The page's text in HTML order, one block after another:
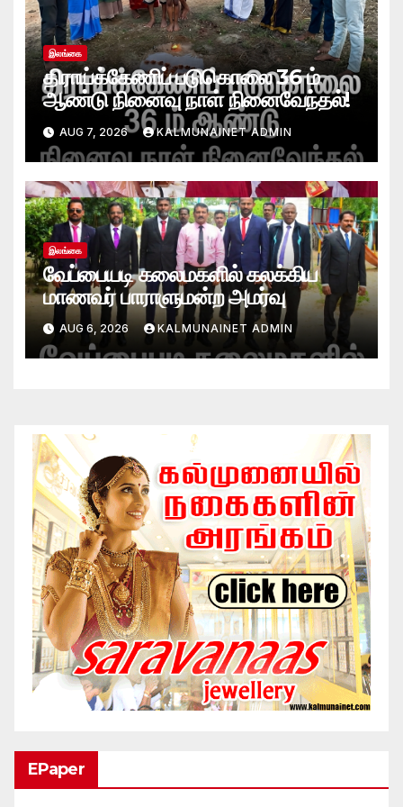
இலங்கை
திராய்க்கேணிப் படுகொலை 36 ம்
ஆண்டு நினைவு நாள் நினைவேந்தல்!
AUG 7, 2026 KALMUNAINET ADMIN
இலங்கை
வேப்பையடி கலைமகளில் கலக்கிய
மாணவர் பாராளுமன்ற அமர்வு
AUG 6, 2026 KALMUNAINET ADMIN
EPaper